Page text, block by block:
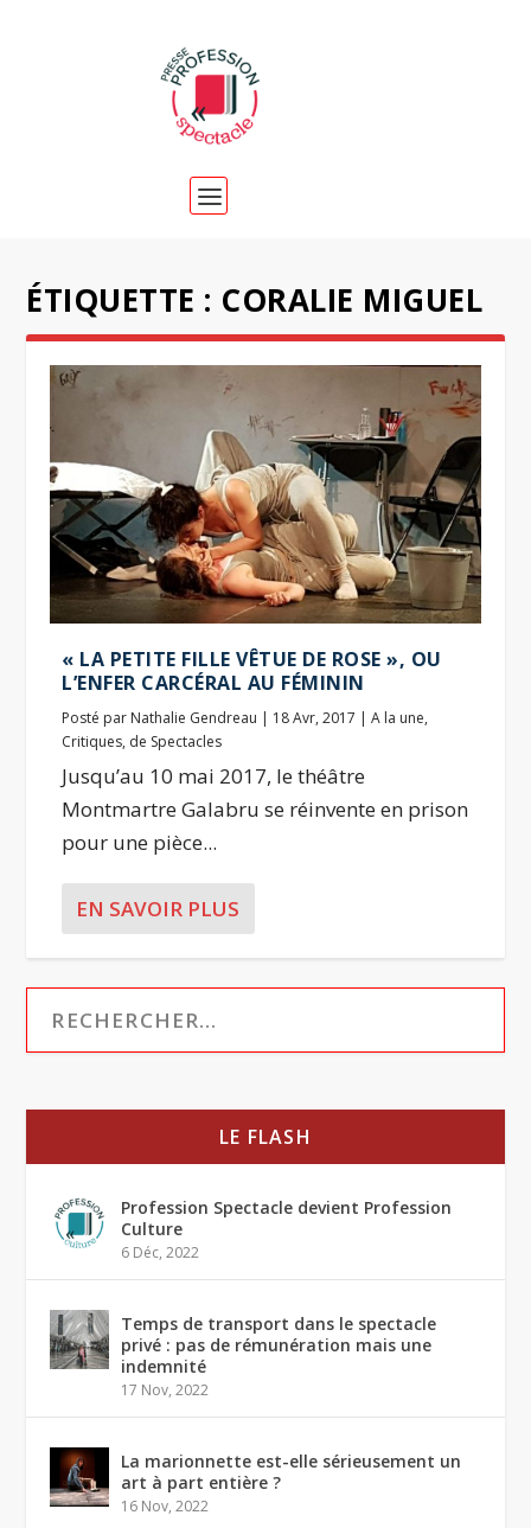
ÉTIQUETTE : CORALIE MIGUEL
« LA PETITE FILLE VÊTUE DE ROSE », OU
L’ENFER CARCÉRAL AU FÉMININ
Posté par Nathalie Gendreau | 18 Avr, 2017 |A la une,
Critiques, de Spectacles
Jusqu’au 10 mai 2017, le théâtre
Montmartre Galabru se réinvente en prison
pour une pièce...
EN SAVOIR PLUS
LE FLASH
Profession Spectacle devient Profession
Culture
6 Déc, 2022
Temps de transport dans le spectacle
privé : pas de rémunération mais une
indemnité
17 Nov, 2022
La marionnette est-elle sérieusement un
art à part entière ?
16 Nov, 2022